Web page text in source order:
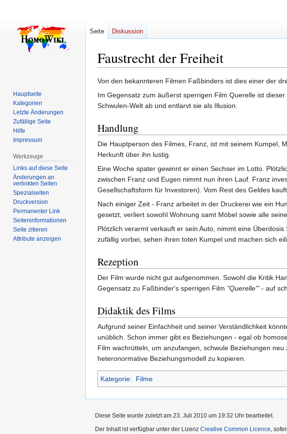
Faustrecht der Freiheit
Zur
Navigation
springen
Zur
Suche
springen
Von den bekannteren Filmen Faßbinders ist dies einer der
Im Gegensatz zum äußerst sperrigen Film Querelle ist
Schwulen-Welt ab und entlarvt sie als Illusion.
Handlung
Die Hauptperson des Filmes, Franz, ist mit seinem Kumpel,
Herkunft über ihn lustig.
Eine Woche spater gewinnt er einen Sechser im Lotto.
zwischen Franz und Eugen nimmt nun ihren Lauf. Franz
Gesellschaftsform für Investoren). Vom Rest des Geldes
Nach einiger Zeit - Franz arbeitet in der Druckerei wie ein
gesetzt, verliert sowohl Wohnung samt Möbel sowie alle
Plötzlich verarmt verkauft er sein Auto, nimmt eine
zufällig vorbei, sehen ihren toten Kumpel und machen sich
Rezeption
Der Film wurde nicht gut aufgenommen. Sowohl die Kritik
Gegensatz zu Faßbinder's sperrigen Film "Querelle"' - auf
Didaktik des Films
Aufgrund seiner Einfachheit und seiner Verständlichkeit
unüblich. Schon immer gibt es Beziehungen - egal ob
Film wachrütteln, um anzufangen, schwule Beziehungen
heteronormative Beziehungsmodell zu kopieren.
Kategorie: Filme
Seite Diskussion
Hauptseite
Kategorien
Letzte Änderungen
Zufällige Seite
Hilfe
Impressum
Werkzeuge
Links auf diese Seite
Änderungen an
verlinkten Seiten
Spezialseiten
Druckversion
Permanenter Link
Seiten­­informationen
Seite zitieren
Attribute anzeigen
Diese Seite wurde zuletzt am 23. Juli 2010 um 19:32 Uhr bearbeitet.
Der Inhalt ist verfügbar unter der Lizenz Creative Common Licence,